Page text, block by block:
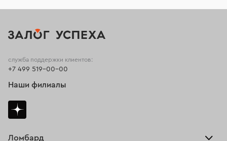
Ломбард
служба поддержки клиентов:
+7 499 519-00-00
Наши филиалы